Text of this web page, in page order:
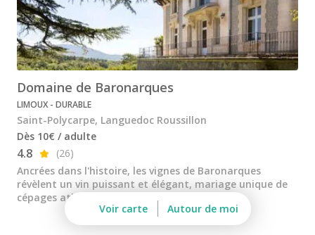
Domaine de la Baume
Les Clos de Paulilles
Mas Amiel
Mas de Daumas Gassac
Terres des Templiers
Cours d'oenologie Montpellier
Tous les cours d'oenologie
Visite cave & dégustation vin Alsace
Visite cave & dégustation vin Beaujolais
Domaine de Baronarques
LIMOUX - DURABLE
Saint-Polycarpe, Languedoc Roussillon
Dès 10€ / adulte
4.8
(26)
Ancrées dans l'histoire, les vignes de Baronarques
révèlent un vin puissant et élégant, mariage unique de
cépages atlantiques et méditerranéens...
Voir carte
Autour de moi